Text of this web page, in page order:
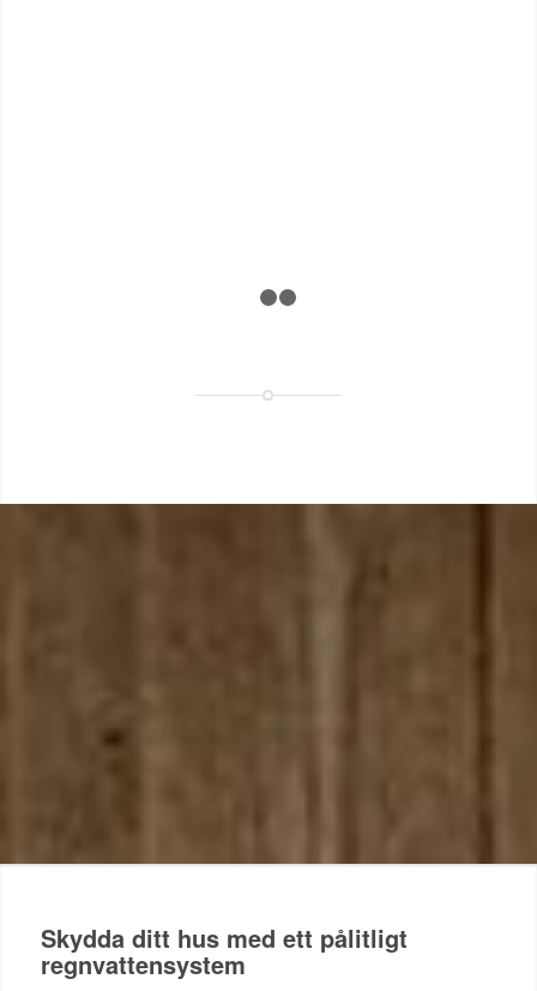
Skydda ditt hus med ett pålitligt
regnvattensystem